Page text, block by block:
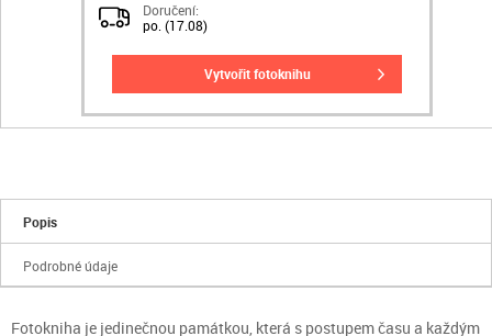
Doručení:
po. (17.08)
vytvořit fotoknihu
Popis
Podrobné údaje
Fotokniha je jedinečnou památkou, která s postupem času a každým